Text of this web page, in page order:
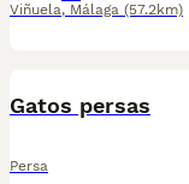
Viñuela, Málaga (57.2km)
Gatos persas
Persa